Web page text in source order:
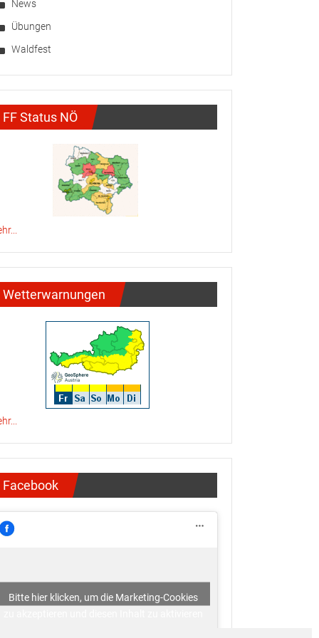
News
Übungen
Waldfest
FF Status NÖ
Wetterwarnungen
Facebook
Bitte hier klicken, um die Marketing-Cookies